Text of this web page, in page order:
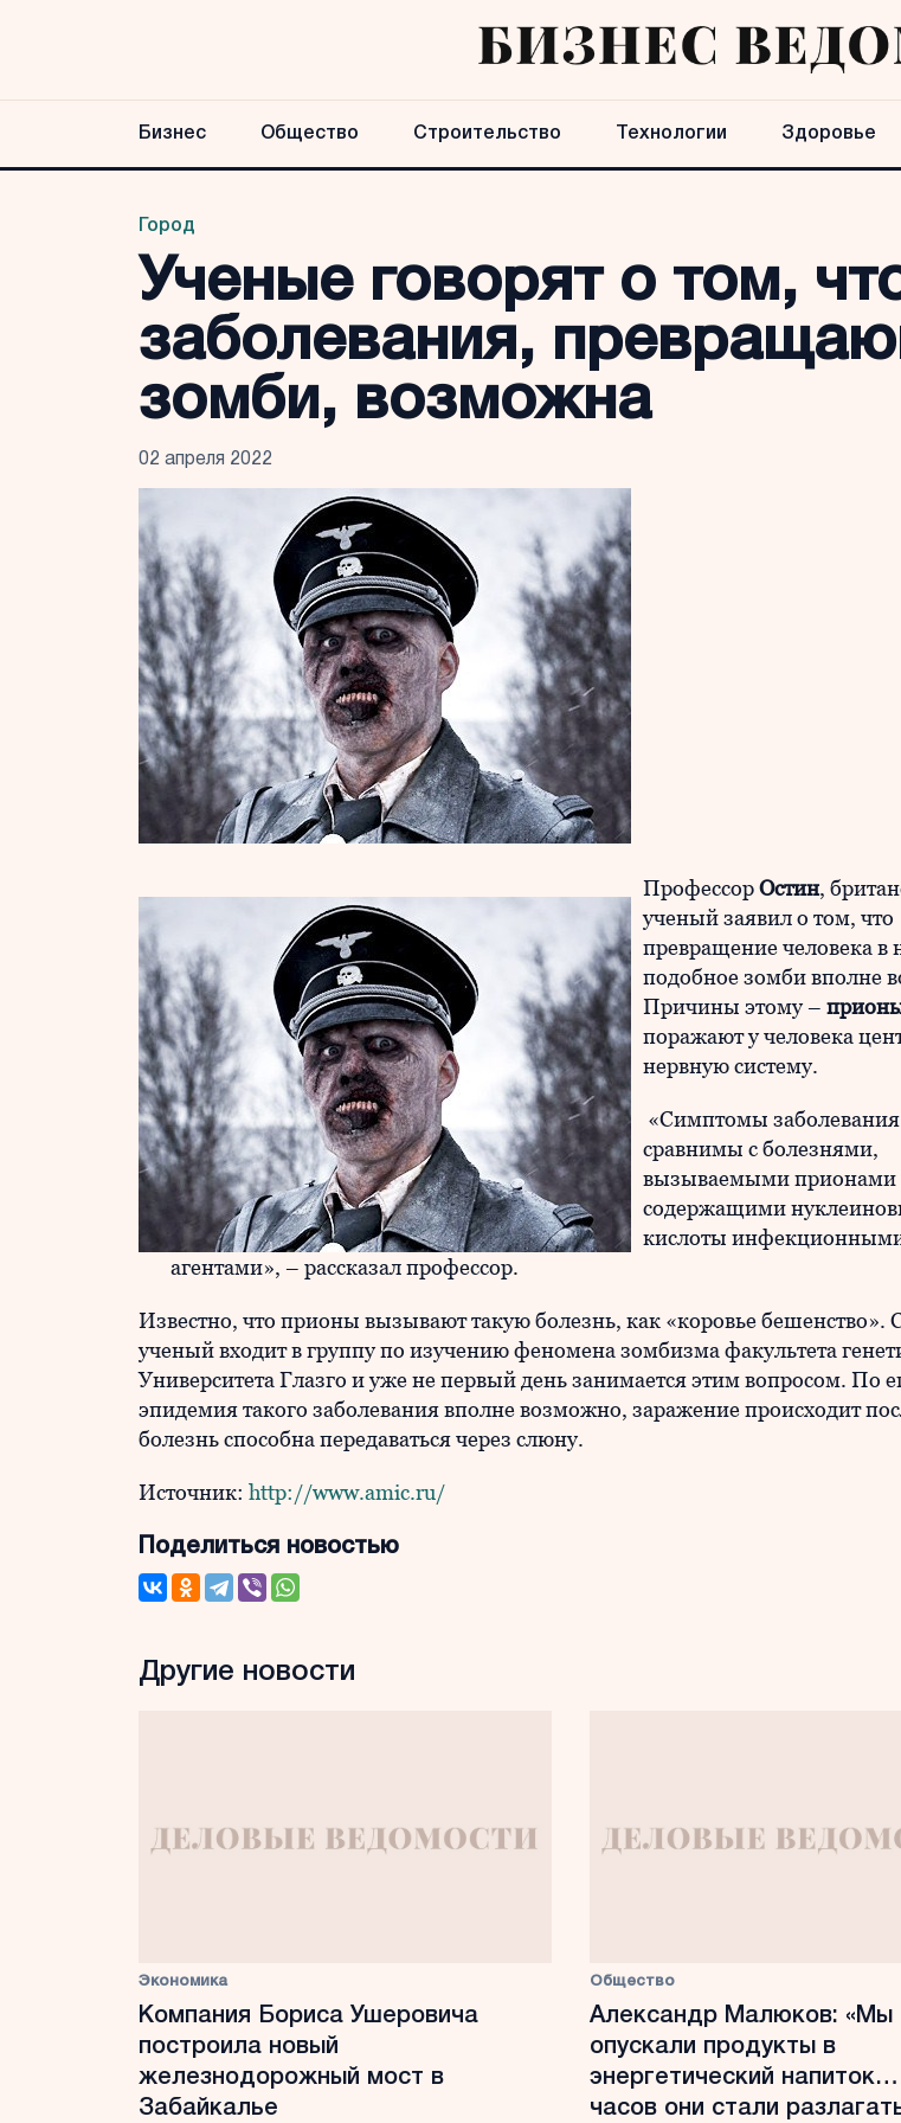
Бизнес Общество Строительство Технологии Здоровье
Город
Ученые говорят о том,
заболевания,
зомби, возможна
02 апреля 2022
ПрофессорОстин,
ученый заявил о том, что
превращение человека в
подобное зомби вполне
Причины этому –
поражают у человека
нервную систему.
«Симптомы
сравнимы с болезнями,
вызываемыми прионами
содержащими
кислоты
агентами», – рассказал профессор.
Известно, что прионы вызывают такую болезнь, как «коровье бешенство».
ученый входит в группу по изучению феномена зомбизма факультета
Университета Глазго и уже не первый день занимается этим вопросом. По
эпидемия такого заболевания вполне возможно, заражение происходит
болезнь способна передаваться через слюну.
Источник: http://www.amic.ru/
Поделиться новостью
Другие новости
Экономика
Компания Бориса Ушеровича
построила новый
железнодорожный мост в
Забайкалье
Общество
Александр Малюков: «Мы
опускали продукты в
энергетический
часов они стали